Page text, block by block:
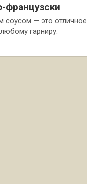
французски
соусом — это отличное
гарниру.